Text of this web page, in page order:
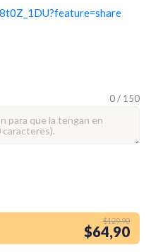
0 / 150
$129,90
$64,90